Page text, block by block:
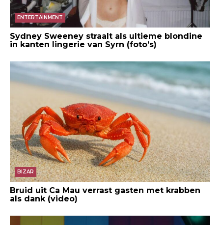
ENTERTAINMENT
Sydney Sweeney straalt als ultieme blondine
in kanten lingerie van Syrn (foto’s)
BIZAR
Bruid uit Ca Mau verrast gasten met krabben
als dank (video)